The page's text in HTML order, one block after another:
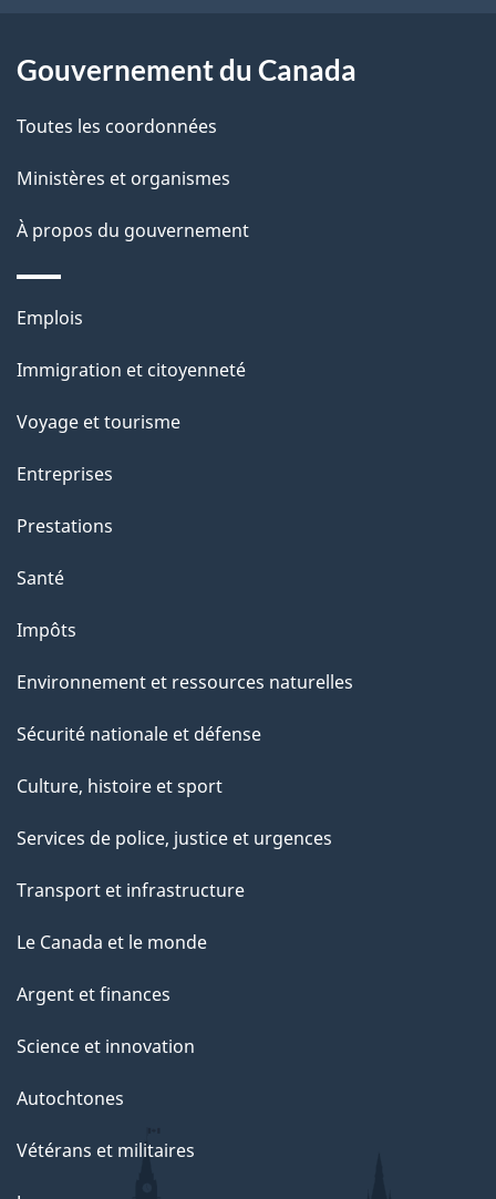
a
g
e
a
c
i
o
s
u
r
e
t
e
p
g
e
Gouvernement du Canada
Toutes les coordonnées
Ministères et organismes
À propos du gouvernement
Thèmes
sujets
Emplois
Immigration et citoyenneté
Voyage et tourisme
Entreprises
Prestations
Santé
Impôts
Environnement et ressources naturelles
Sécurité nationale et défense
Culture, histoire et sport
Services de police, justice et urgences
Transport et infrastructure
Le Canada et le monde
Argent et finances
Science et innovation
Autochtones
Vétérans et militaires